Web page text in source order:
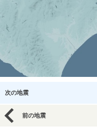
次の地震
前の地震